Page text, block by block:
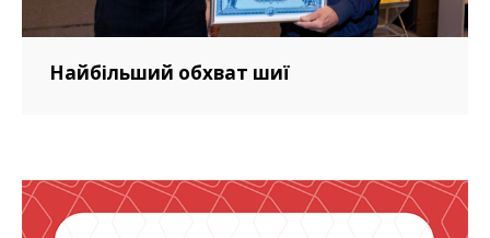
Найбільший обхват шиї